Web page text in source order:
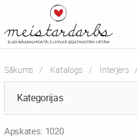
Sākums Katalogs Interjers
Kategorijas
Apskates: 1020